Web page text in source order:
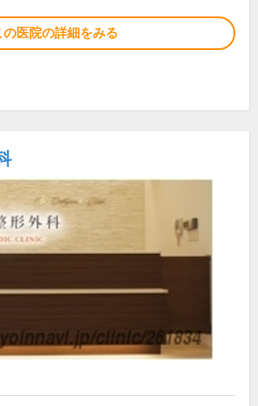
の医院の詳細をみる